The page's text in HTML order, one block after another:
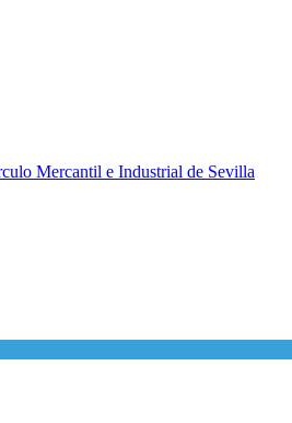
Mercantil e Industrial de Sevilla